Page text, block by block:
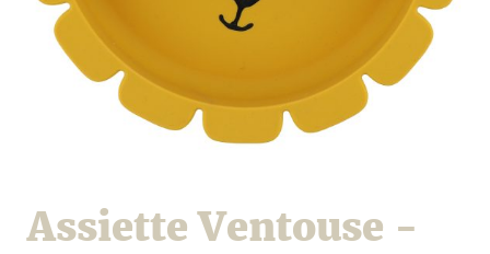
Assiette Ventouse -